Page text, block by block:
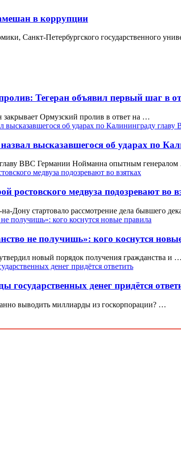
в коррупции
Санкт-Петербургского государственного
Тегеран объявил первый шаг в
Ормузский пролив в ответ на …
высказавшегося об ударах по
ВВС Германии Нойманна опытным
ростовского медвуза подозревают во
Дону стартовало рассмотрение дела бывшего
не получишь»: кого коснутся
новый порядок получения гражданства и …
государственных денег придётся
выводить миллиарды из госкорпорации? …